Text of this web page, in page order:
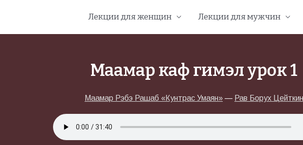
Лекции для женщин Лекции для мужчин
Маамар каф гимэл урок 1
Маамар Рэбэ Рашаб «Кунтрас Умаян» — Рав Борух Цейткин